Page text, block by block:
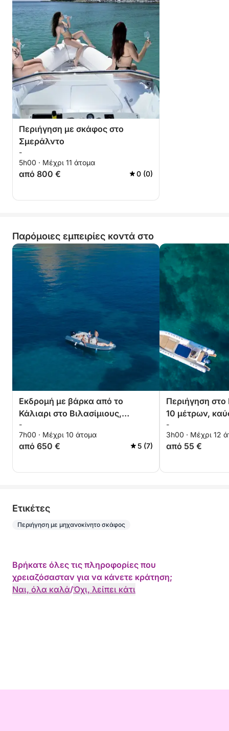
Περιήγηση με σκάφος στο
Σμεράλντο
-
5h00 · Μέχρι 11 άτομα
από 800 € 0 (0)
Παρόμοιες εμπειρίες κοντά στο
Εκδρομή με βάρκα από το
Κάλιαρι στο Βιλασίμιους,
ανάμεσα σε όρμους και
κρυστάλλινη θάλασσα
-
7h00 · Μέχρι 10 άτομα
από 650 € 5 (7)
Περιήγηση
10 μέτρων,
-
3h00 · Μέχρι 12
από 55 €
Eτικέτες
Περιήγηση με μηχανοκίνητο σκάφος
Βρήκατε όλες τις πληροφορίες που
χρειαζόσασταν για να κάνετε κράτηση;
Ναι, όλα καλά/Όχι, λείπει κάτι